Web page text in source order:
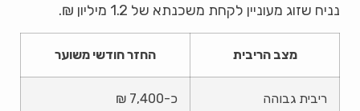
נניח שזוג מעוניין לקחת משכנתא של 1.2 מיליון ₪.
מצב הריבית החזר חודשי משוער
ריבית גבוהה כ-7,400 ₪